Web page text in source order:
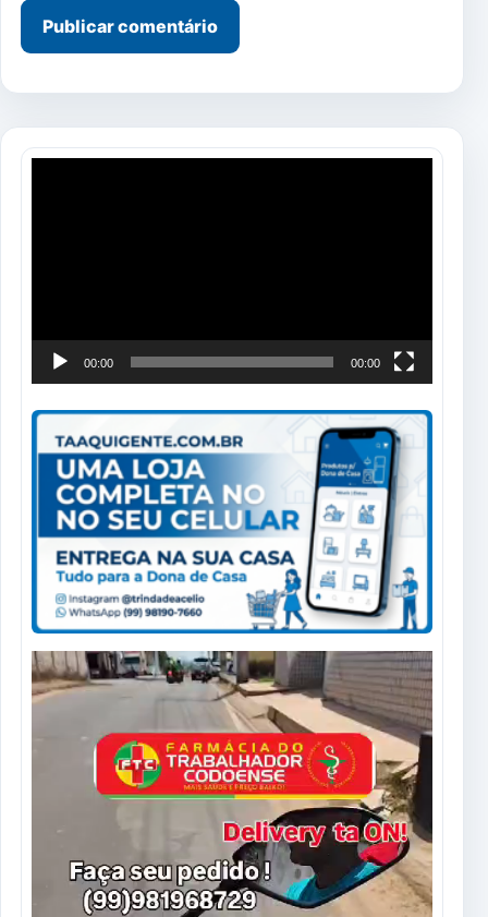
00:00 00:00
Tocador
de